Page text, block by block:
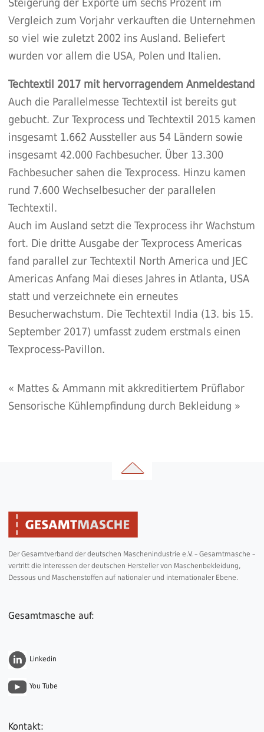
Steigerung der Exporte um sechs Prozent im
Vergleich zum Vorjahr verkauften die Unternehmen
so viel wie zuletzt 2002 ins Ausland. Beliefert
wurden vor allem die USA, Polen und Italien.
Techtextil 2017 mit hervorragendem Anmeldestand
Auch die Parallelmesse Techtextil ist bereits gut
gebucht. Zur Texprocess und Techtextil 2015 kamen
insgesamt 1.662 Aussteller aus 54 Ländern sowie
insgesamt 42.000 Fachbesucher. Über 13.300
Fachbesucher sahen die Texprocess. Hinzu kamen
rund 7.600 Wechselbesucher der parallelen
Techtextil.
Auch im Ausland setzt die Texprocess ihr Wachstum
fort. Die dritte Ausgabe der Texprocess Americas
fand parallel zur Techtextil North America und JEC
Americas Anfang Mai dieses Jahres in Atlanta, USA
statt und verzeichnete ein erneutes
Besucherwachstum. Die Techtextil India (13. bis 15.
September 2017) umfasst zudem erstmals einen
Texprocess-Pavillon.
« Mattes & Ammann mit akkreditiertem Prüflabor
Sensorische Kühlempfindung durch Bekleidung »
Der Gesamtverband der deutschen Maschenindustrie e.V. – Gesamtmasche –
vertritt die Interessen der deutschen Hersteller von Maschenbekleidung,
Dessous und Maschenstoffen auf nationaler und internationaler Ebene.
Gesamtmasche auf:
Linkedin
You Tube
Kontakt: